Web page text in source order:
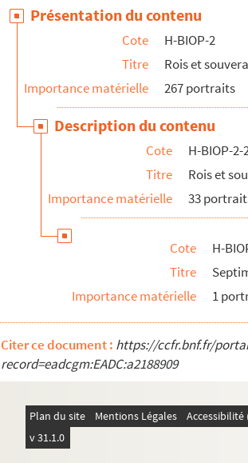
H-BIOP-9. Portraits de personnages du
Présentation du contenu
Cote
H-BIOP-2
Titre
Rois et
Importance matérielle
267 portraits
Description du contenu
Cote
H-BIOP-2-
Titre
Rois et
Importance matérielle
33
Cote
H-
Titre
Importance matérielle
1
Citer ce document : https://ccfr.bnf.fr/
record=eadcgm:EADC:a2188909
Plan du site Mentions Légales
v 31.1.0